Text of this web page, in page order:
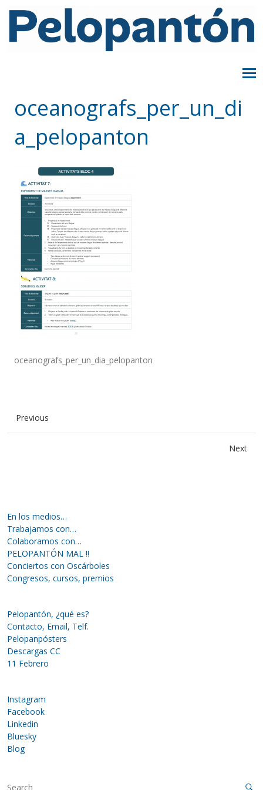
oceanografs_per_un_di
a_pelopanton
oceanografs_per_un_dia_pelopanton
Previous
Next
En los medios…
Trabajamos con…
Colaboramos con…
PELOPANTÓN MAL !!
Conciertos con Oscárboles
Congresos, cursos, premios
Pelopantón, ¿qué es?
Contacto, Email, Telf.
Pelopanpósters
Descargas CC
11 Febrero
Instagram
Facebook
Linkedin
Bluesky
Blog
S